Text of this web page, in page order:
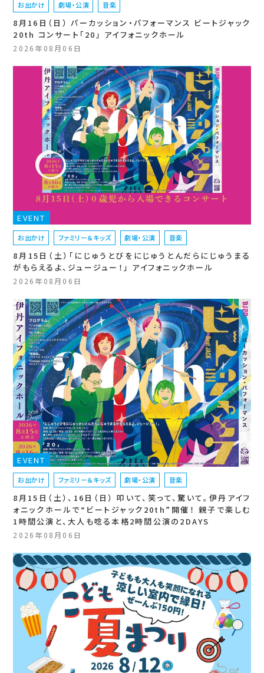
お出かけ 劇場・公演 音楽
8月16日（日） パーカッション・パフォーマンス ビートジャック
20th コンサート「20」 アイフォニックホール
2026年08月06日
EVENT
お出かけ ファミリー＆キッズ 劇場・公演 音楽
8月15日（土）「にじゅうとびをにじゅうとんだらにじゅうまる
がもらえるよ、ジュージュー！」 アイフォニックホール
2026年08月06日
EVENT
お出かけ ファミリー＆キッズ 劇場・公演 音楽
8月15日（土）、16日（日） 叩いて、笑って、驚いて。伊丹アイフ
ォニックホールで“ビートジャック20th”開催！ 親子で楽しむ
1時間公演と、大人も唸る本格2時間公演の2DAYS
2026年08月06日